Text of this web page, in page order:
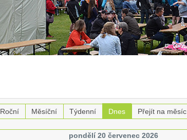
Roční Měsíční Týdenní Dnes Přejít na měsíc
pondělí 20 červenec 2026